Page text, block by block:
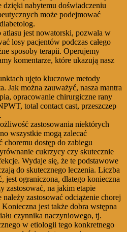
dzięki nabytemu doświadczeniu
może podejmować
atlasu jest nowatorski, pozwala w
losy pacjentów podczas całego
sposoby terapii. Operujemy
komentarze, które ukazują nasz
ujęto kluczowe metody
Jak można zauważyć, nasza mantra
opracowanie chirurgiczne rany
total contact cast, przeszczep
zastosowania niektórych
wszystkie mogą zalecać
choremu dostęp do zabiegu
cukrzycy czy skutecznie
Wydaje się, że te podstawowe
do skutecznego leczenia. Liczba
jest ograniczona, dlatego konieczna
zastosować, na jakim etapie
zastosować odciążenie chorej
jest także dobra wstępna
czynnika naczyniowego, tj.
w etiologii tego konkretnego